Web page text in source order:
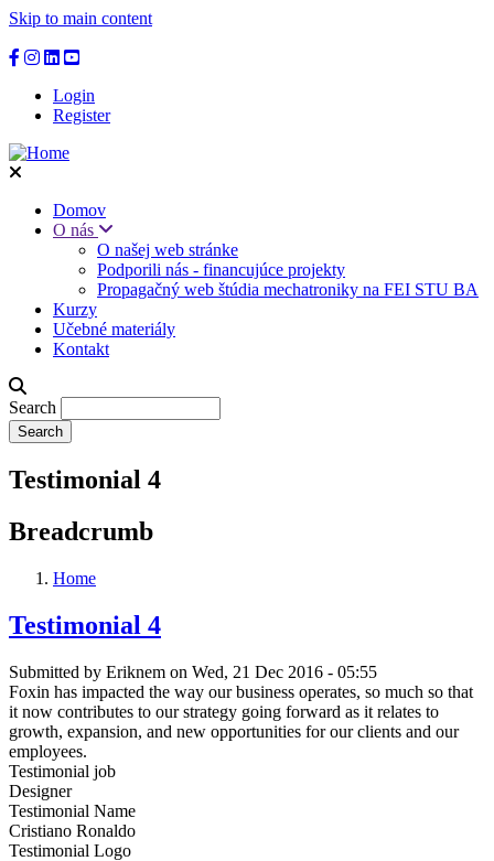
Skip to main content
Login
Register
Domov
O nás
O našej web stránke
Podporili nás - financujúce projekty
Propagačný web štúdia mechatroniky na FEI STU BA
Kurzy
Učebné materiály
Kontakt
Search
Testimonial 4
Breadcrumb
Home
Testimonial 4
Submitted by Eriknem on Wed, 21 Dec 2016 - 05:55
Foxin has impacted the way our business operates, so much so that
it now contributes to our strategy going forward as it relates to
growth, expansion, and new opportunities for our clients and our
employees.
Testimonial job
Designer
Testimonial Name
Cristiano Ronaldo
Testimonial Logo